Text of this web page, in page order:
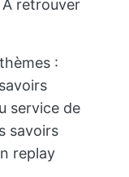
A retrouver
:
service de
savoirs
replay